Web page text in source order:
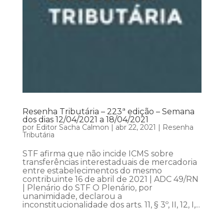
Resenha Tributária – 223ª edição – Semana
dos dias 12/04/2021 a 18/04/2021
por Editor Sacha Calmon | abr 22, 2021 | Resenha
Tributária
STF afirma que não incide ICMS sobre
transferências interestaduais de mercadoria
entre estabelecimentos do mesmo
contribuinte 16 de abril de 2021 | ADC 49/RN
| Plenário do STF O Plenário, por
unanimidade, declarou a
inconstitucionalidade dos arts. 11, § 3º, II, 12, I,...